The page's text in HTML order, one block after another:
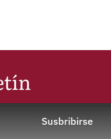
Susbribirse